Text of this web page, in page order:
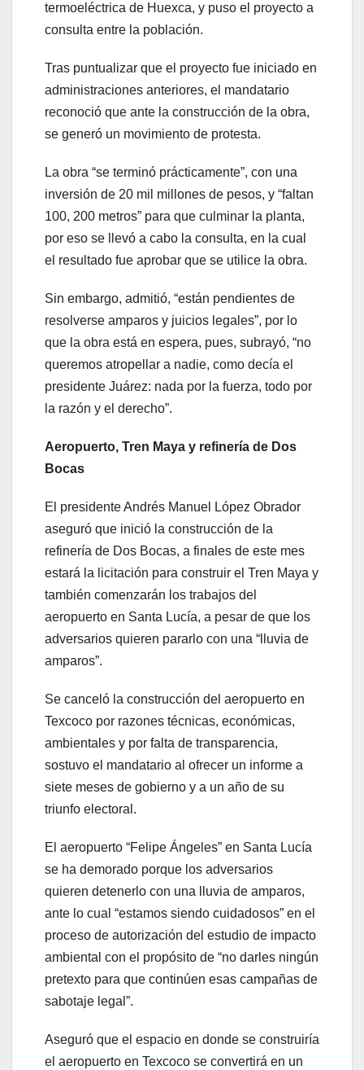
termoeléctrica de Huexca, y puso el proyecto a
consulta entre la población.
Tras puntualizar que el proyecto fue iniciado en
administraciones anteriores, el mandatario
reconoció que ante la construcción de la obra,
se generó un movimiento de protesta.
La obra “se terminó prácticamente”, con una
inversión de 20 mil millones de pesos, y “faltan
100, 200 metros” para que culminar la planta,
por eso se llevó a cabo la consulta, en la cual
el resultado fue aprobar que se utilice la obra.
Sin embargo, admitió, “están pendientes de
resolverse amparos y juicios legales”, por lo
que la obra está en espera, pues, subrayó, “no
queremos atropellar a nadie, como decía el
presidente Juárez: nada por la fuerza, todo por
la razón y el derecho”.
Aeropuerto, Tren Maya y refinería de Dos
Bocas
El presidente Andrés Manuel López Obrador
aseguró que inició la construcción de la
refinería de Dos Bocas, a finales de este mes
estará la licitación para construir el Tren Maya y
también comenzarán los trabajos del
aeropuerto en Santa Lucía, a pesar de que los
adversarios quieren pararlo con una “lluvia de
amparos”.
Se canceló la construcción del aeropuerto en
Texcoco por razones técnicas, económicas,
ambientales y por falta de transparencia,
sostuvo el mandatario al ofrecer un informe a
siete meses de gobierno y a un año de su
triunfo electoral.
El aeropuerto “Felipe Ángeles” en Santa Lucía
se ha demorado porque los adversarios
quieren detenerlo con una lluvia de amparos,
ante lo cual “estamos siendo cuidadosos” en el
proceso de autorización del estudio de impacto
ambiental con el propósito de “no darles ningún
pretexto para que continúen esas campañas de
sabotaje legal”.
Aseguró que el espacio en donde se construiría
el aeropuerto en Texcoco se convertirá en un